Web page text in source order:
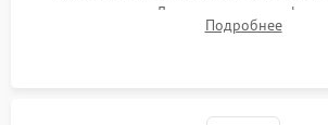
течеискателем. Демонтаж старого
продувка капиллярной трубки для
Подробнее